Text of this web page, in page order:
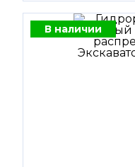
В наличии